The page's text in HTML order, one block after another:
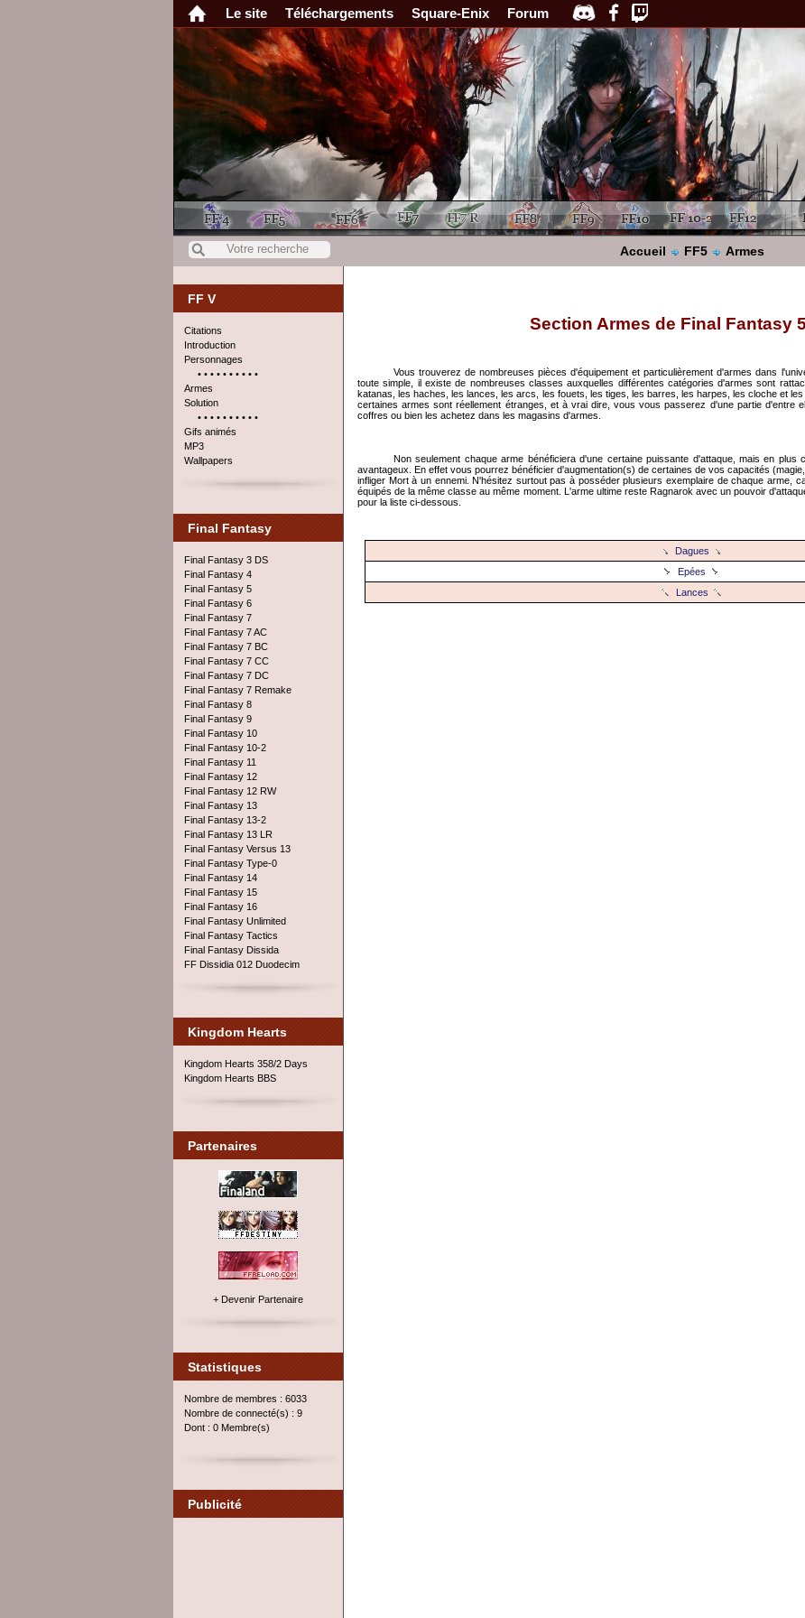
Le site Téléchargements Square-Enix Forum
Accueil FF5 Armes
FF V
Citations
Introduction
Personnages
• • • • • • • • • •
Armes
Solution
• • • • • • • • • •
Gifs animés
MP3
Wallpapers
Final Fantasy
Final Fantasy 3 DS
Final Fantasy 4
Final Fantasy 5
Final Fantasy 6
Final Fantasy 7
Final Fantasy 7 AC
Final Fantasy 7 BC
Final Fantasy 7 CC
Final Fantasy 7 DC
Final Fantasy 7 Remake
Final Fantasy 8
Final Fantasy 9
Final Fantasy 10
Final Fantasy 10-2
Final Fantasy 11
Final Fantasy 12
Final Fantasy 12 RW
Final Fantasy 13
Final Fantasy 13-2
Final Fantasy 13 LR
Final Fantasy Versus 13
Final Fantasy Type-0
Final Fantasy 14
Final Fantasy 15
Final Fantasy 16
Final Fantasy Unlimited
Final Fantasy Tactics
Final Fantasy Dissida
FF Dissidia 012 Duodecim
Kingdom Hearts
Kingdom Hearts 358/2 Days
Kingdom Hearts BBS
Partenaires
+ Devenir Partenaire
Statistiques
Nombre de membres : 6033
Nombre de connecté(s) : 9
Dont : 0 Membre(s)
Publicité
Section Armes de Final Fantasy
Vous trouverez de nombreuses pièces d'équipement et particulièrement d'armes dans
toute simple, il existe de nombreuses classes auxquelles différentes catégories d'armes sont
katanas, les haches, les lances, les arcs, les fouets, les tiges, les barres, les harpes, les cloche et
certaines armes sont réellement étranges, et à vrai dire, vous vous passerez d'une partie d'entre
coffres ou bien les achetez dans les magasins d'armes.
Non seulement chaque arme bénéficiera d'une certaine puissante d'attaque, mais en plus
avantageux. En effet vous pourrez bénéficier d'augmentation(s) de certaines de vos capacités
infliger Mort à un ennemi. N'hésitez surtout pas à posséder plusieurs exemplaire de chaque arme,
équipés de la même classe au même moment. L'arme ultime reste Ragnarok avec un pouvoir
pour la liste ci-dessous.
Dagues
Epées
Lances